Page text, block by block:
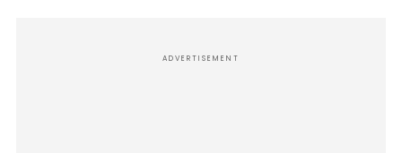
ADVERTISEMENT